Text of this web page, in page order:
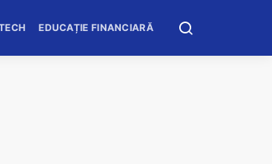
EDUCAȚIE FINANCIARĂ